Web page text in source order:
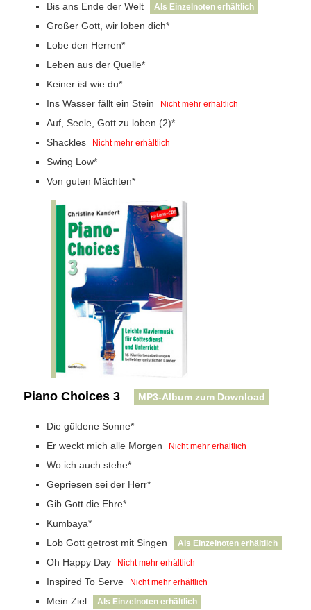
Bis ans Ende der Welt
Als Einzelnoten erhältlich
Großer Gott, wir loben dich*
Lobe den Herren*
Leben aus der Quelle*
Keiner ist wie du*
Ins Wasser fällt ein Stein
Nicht mehr erhältlich
Auf, Seele, Gott zu loben (2)*
Shackles
Nicht mehr erhältlich
Swing Low*
Von guten Mächten*
Piano Choices 3 MP3-Album zum Download
Die güldene Sonne*
Er weckt mich alle Morgen
Nicht mehr erhältlich
Wo ich auch stehe*
Gepriesen sei der Herr*
Gib Gott die Ehre*
Kumbaya*
Lob Gott getrost mit Singen
Als Einzelnoten erhältlich
Oh Happy Day Nicht mehr erhältlich
Inspired To Serve Nicht mehr erhältlich
Mein Ziel Als Einzelnoten erhältlich